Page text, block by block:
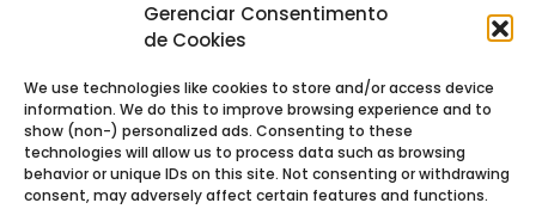
Gerenciar Consentimento
de Cookies
We use technologies like cookies to store and/or access device
information. We do this to improve browsing experience and to
show (non-) personalized ads. Consenting to these
technologies will allow us to process data such as browsing
behavior or unique IDs on this site. Not consenting or withdrawing
consent, may adversely affect certain features and functions.